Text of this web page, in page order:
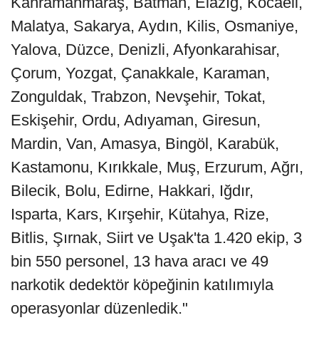
Malatya, Sakarya, Aydın, Kilis, Osmaniye,
Yalova, Düzce, Denizli, Afyonkarahisar,
Çorum, Yozgat, Çanakkale, Karaman,
Zonguldak, Trabzon, Nevşehir, Tokat,
Eskişehir, Ordu, Adıyaman, Giresun,
Mardin, Van, Amasya, Bingöl, Karabük,
Kastamonu, Kırıkkale, Muş, Erzurum, Ağrı,
Bilecik, Bolu, Edirne, Hakkari, Iğdır,
Isparta, Kars, Kırşehir, Kütahya, Rize,
Bitlis, Şırnak, Siirt ve Uşak'ta 1.420 ekip, 3
bin 550 personel, 13 hava aracı ve 49
narkotik dedektör köpeğinin katılımıyla
operasyonlar düzenledik."